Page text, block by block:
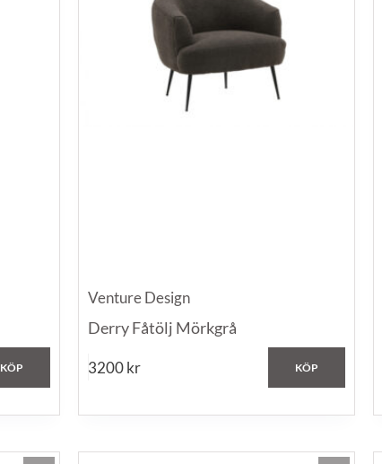
KÖP
Venture Design
Derry Fåtölj Mörkgrå
3200kr KÖP